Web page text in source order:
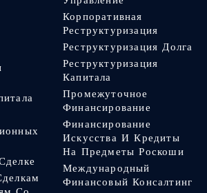
Корпоративная
Реструктуризация
Реструктуризация Долга
Реструктуризация
Капитала
Промежуточное
Финансирование
Финансирование
Искусства И Кредиты
На Предметы Роскоши
Международный
Финансовый Консалтинг